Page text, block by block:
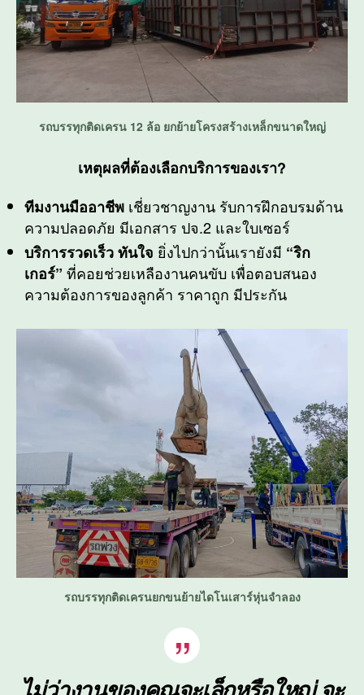
รถบรรทุกติดเครน 12 ล้อ ยกย้ายโครงสร้างเหล็กขนาดใหญ่
เหตุผลที่ต้องเลือกบริการของเรา?
ทีมงานมืออาชีพ เชี่ยวชาญงาน รับการฝึกอบรมด้าน
ความปลอดภัย มีเอกสาร ปจ.2 และใบเซอร์
บริการรวดเร็ว ทันใจ ยิ่งไปกว่านั้นเรายังมี “ริก
เกอร์” ที่คอยช่วยเหลืองานคนขับ เพื่อตอบสนอง
ความต้องการของลูกค้า ราคาถูก มีประกัน
รถบรรทุกติดเครนยกขนย้ายไดโนเสาร์หุ่นจำลอง